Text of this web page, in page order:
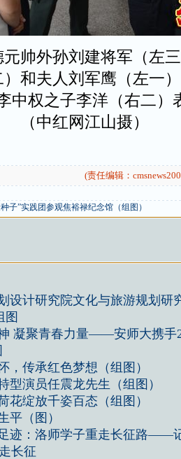
帅外孙刘建将军（左
和夫人刘军鹰（左一
中权之子李洋（右二）
（中红网江山摄）
(责任编辑：
子”实践团参观焦裕禄纪念馆（组图）
设计研究院文化与旅游规划研
图
凝聚青春力量——安师大携手
，传承红色梦想（组图）
型演员任震龙先生（组图）
花绽放千姿百态（组图）
平（图）
迹：洛师学子重走长征路——
长征